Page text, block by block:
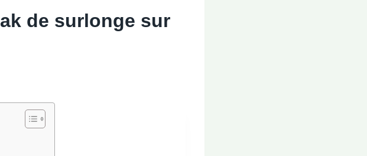
de surlonge sur